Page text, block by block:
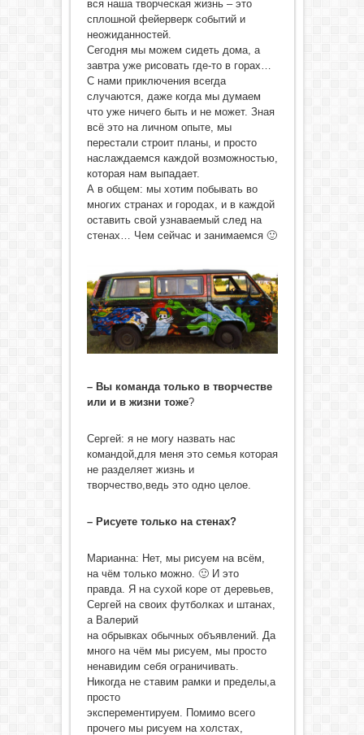
вся наша творческая жизнь – это
сплошной фейерверк событий и
неожиданностей.
Сегодня мы можем сидеть дома, а
завтра уже рисовать где-то в горах…
С нами приключения всегда
случаются, даже когда мы думаем
что уже ничего быть и не может. Зная
всё это на личном опыте, мы
перестали строит планы, и просто
наслаждаемся каждой возможностью,
которая нам выпадает.
А в общем: мы хотим побывать во
многих странах и городах, и в каждой
оставить свой узнаваемый след на
стенах… Чем сейчас и занимаемся 🙂
– Вы команда только в творчестве
или и в жизни тоже?
Сергей: я не могу назвать нас
командой,для меня это семья которая
не разделяет жизнь и
творчество,ведь это одно целое.
– Рисуете только на стенах?
Марианна: Нет, мы рисуем на всём,
на чём только можно. 🙂 И это
правда. Я на сухой коре от деревьев,
Сергей на своих футболках и штанах,
а Валерий
на обрывках обычных объявлений. Да
много на чём мы рисуем, мы просто
ненавидим себя ограничивать.
Никогда не ставим рамки и пределы,а
просто
эксперементируем. Помимо всего
прочего мы рисуем на холстах,